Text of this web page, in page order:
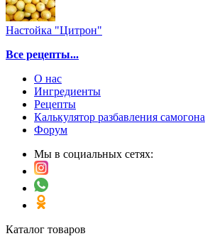
Настойка "Цитрон"
Все рецепты...
О нас
Ингредиенты
Рецепты
Калькулятор разбавления самогона
Форум
Мы в социальных сетях:
Каталог товаров